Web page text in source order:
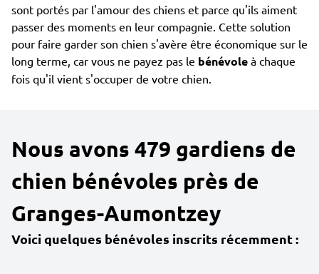
sont portés par l'amour des chiens et parce qu'ils aiment
passer des moments en leur compagnie. Cette solution
pour faire garder son chien s'avère être économique sur le
long terme, car vous ne payez pas le bénévole à chaque
fois qu'il vient s'occuper de votre chien.
Nous avons 479 gardiens de
chien bénévoles près de
Granges-Aumontzey
Voici quelques bénévoles inscrits récemment :